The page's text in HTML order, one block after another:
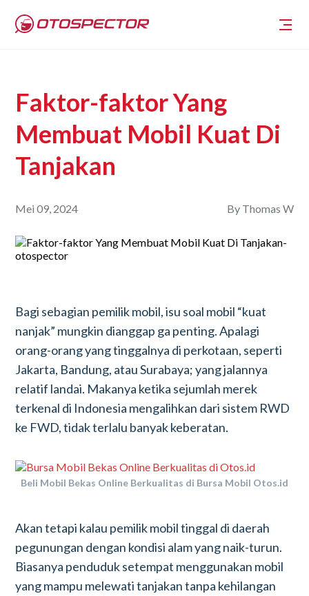
Faktor-faktor Yang
Membuat Mobil Kuat Di
Tanjakan
Mei 09, 2024 By Thomas W
Bagi sebagian pemilik mobil, isu soal mobil “kuat
nanjak” mungkin dianggap ga penting. Apalagi
orang-orang yang tinggalnya di perkotaan, seperti
Jakarta, Bandung, atau Surabaya; yang jalannya
relatif landai. Makanya ketika sejumlah merek
terkenal di Indonesia mengalihkan dari sistem RWD
ke FWD, tidak terlalu banyak keberatan.
Beli Mobil Bekas Online Berkualitas di Bursa Mobil Otos.id
Akan tetapi kalau pemilik mobil tinggal di daerah
pegunungan dengan kondisi alam yang naik-turun.
Biasanya penduduk setempat menggunakan mobil
yang mampu melewati tanjakan tanpa kehilangan